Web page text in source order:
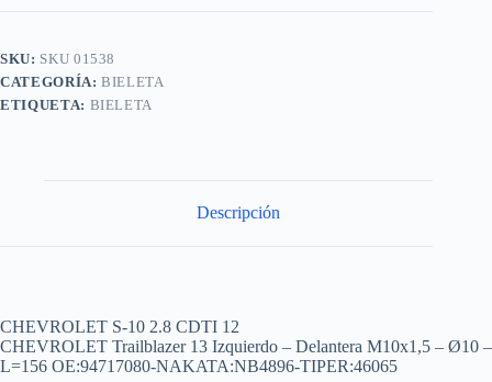
10
y
equivalentes
cantidad
r
n
a
SKU: SKU 01538
CATEGORÍA:BIELETA
ETIQUETA: BIELETA
Descripción
CHEVROLET S-10 2.8 CDTI 12
CHEVROLET Trailblazer 13 Izquierdo – Delantera M10x1,5 – Ø10 –
L=156 OE:94717080-NAKATA:NB4896-TIPER:46065